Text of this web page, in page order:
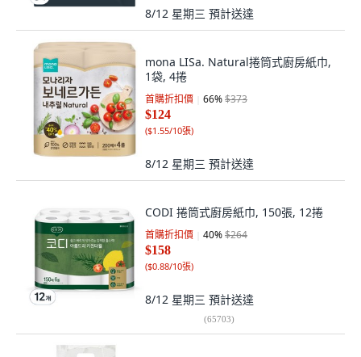
8/12 星期三 預計送達
mona LISa. Natural捲筒式廚房紙巾,
1袋, 4捲
首購折扣價 66%$373
$124
($1.55/10張)
8/12 星期三 預計送達
CODI 捲筒式廚房紙巾, 150張, 12捲
首購折扣價 40%$264
$158
($0.88/10張)
8/12 星期三 預計送達
(65703)